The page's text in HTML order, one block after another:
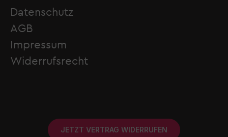
Datenschutz
AGB
Impressum
Widerrufsrecht
JETZT VERTRAG WIDERRUFEN